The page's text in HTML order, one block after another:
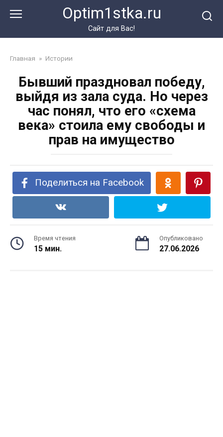
Optim1stka.ru
Сайт для Вас!
Главная » Истории
Бывший праздновал победу,
выйдя из зала суда. Но через
час понял, что его «схема
века» стоила ему свободы и
прав на имущество
Поделиться на Facebook
Время чтения
15 мин.
Опубликовано
27.06.2026